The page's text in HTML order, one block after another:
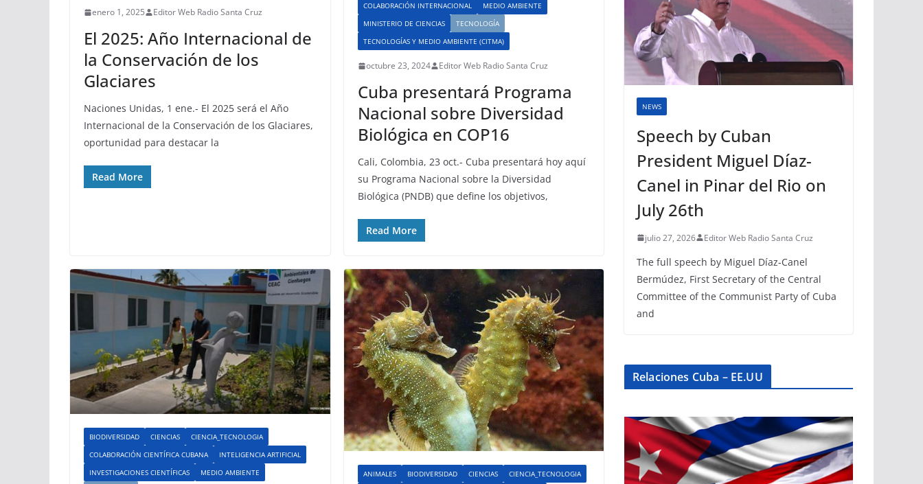
enero 1, 2025 Editor Web Radio Santa Cruz
El 2025: Año Internacional de
la Conservación de los
Glaciares
Naciones Unidas, 1 ene.- El 2025 será el Año
Internacional de la Conservación de los Glaciares,
oportunidad para destacar la
Read More
COLABORACIÓN INTERNACIONAL
MEDIO AMBIENTE
MINISTERIO DE CIENCIAS
TECNOLOGÍA
TECNOLOGÍAS Y MEDIO AMBIENTE (CITMA)
octubre 23, 2024 Editor Web Radio Santa Cruz
Cuba presentará Programa
Nacional sobre Diversidad
Biológica en COP16
Cali, Colombia, 23 oct.- Cuba presentará hoy aquí
su Programa Nacional sobre la Diversidad
Biológica (PNDB) que define los objetivos,
Read More
BIODIVERSIDAD CIENCIAS
CIENCIA_TECNOLOGIA
COLABORACIÓN CIENTÍFICA CUBANA
INTELIGENCIA ARTIFICIAL
INVESTIGACIONES CIENTÍFICAS
MEDIO AMBIENTE
ANIMALES BIODIVERSIDAD CIENCIAS
CIENCIA_TECNOLOGIA
NEWS
Speech by Cuban
President Miguel Díaz-
Canel in Pinar del Rio on
July 26th
julio 27, 2026 Editor Web Radio Santa Cruz
The full speech by Miguel Díaz-Canel
Bermúdez, First Secretary of the Central
Committee of the Communist Party of Cuba
and
Relaciones Cuba – EE.UU